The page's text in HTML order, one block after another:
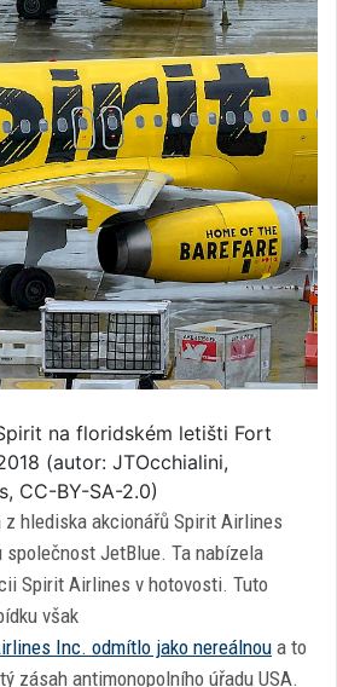
na floridském letišti Fort
(autor: JTOcchialini,
CC-BY-SA-2.0)
z hlediska akcionářů Spirit Airlines
společnost JetBlue. Ta nabízela
Spirit Airlines v hotovosti. Tuto
však
Inc. odmítlo jako nereálnou a to
zásah antimonopolního úřadu USA.